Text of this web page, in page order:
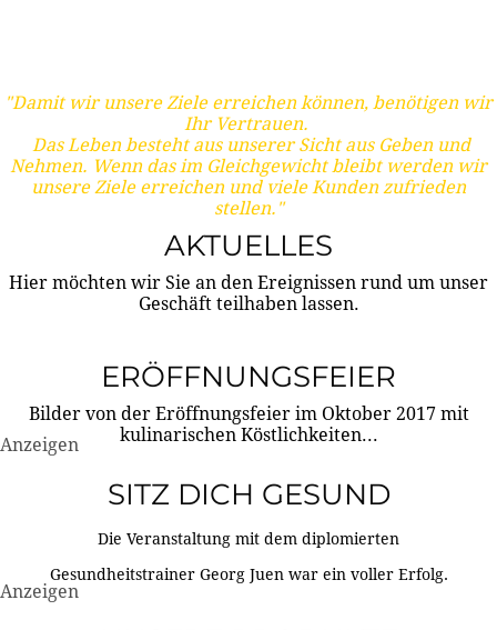
"Damit wir unsere Ziele erreichen können, benötigen wir
Ihr Vertrauen.
Das Leben besteht aus unserer Sicht aus Geben und
Nehmen. Wenn das im Gleichgewicht bleibt werden wir
unsere Ziele erreichen und viele Kunden zufrieden
stellen."
AKTUELLES
Hier möchten wir Sie an den Ereignissen rund um unser
Geschäft teilhaben lassen.
ERÖFFNUNGSFEIER
Bilder von der Eröffnungsfeier im Oktober 2017 mit
kulinarischen Köstlichkeiten...
Anzeigen
SITZ DICH GESUND
Die Veranstaltung mit dem diplomierten
Gesundheitstrainer Georg Juen war ein voller Erfolg.
Anzeigen